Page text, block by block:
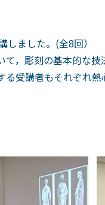
ました。(全8回）
，彫刻の基本的な
受講者もそれぞれ